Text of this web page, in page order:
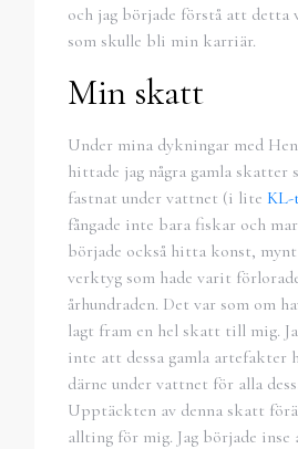
och jag började förstå att detta
som skulle bli min karriär.
Min skatt
Under mina dykningar med
hittade jag några gamla skatter
fastnat under vattnet (i lite
fångade inte bara fiskar och
började också hitta konst,
verktyg som hade varit
århundraden. Det var som om
lagt fram en hel skatt till mig.
inte att dessa gamla artefakter
därne under vattnet för alla
Upptäckten av denna skatt
allting för mig. Jag började inse